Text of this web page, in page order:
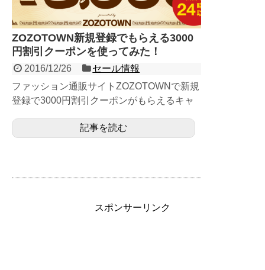
ZOZOTOWN新規登録でもらえる3000
円割引クーポンを使ってみた！
2016/12/26
セール情報
ファッション通販サイトZOZOTOWNで新規
登録で3000円割引クーポンがもらえるキャ
知されておらず...記事を読む
スポンサーリンク